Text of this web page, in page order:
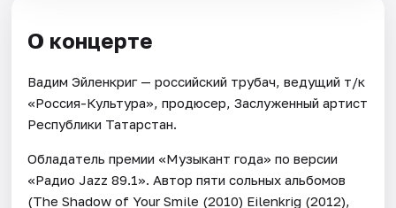
О концерте
Вадим Эйленкриг — российский трубач, ведущий т/к
«Россия-Культура», продюсер, Заслуженный артист
Республики Татарстан.
Обладатель премии «Музыкант года» по версии
«Радио Jazz 89.1». Автор пяти сольных альбомов
(The Shadow of Your Smile (2010) Eilenkrig (2012),